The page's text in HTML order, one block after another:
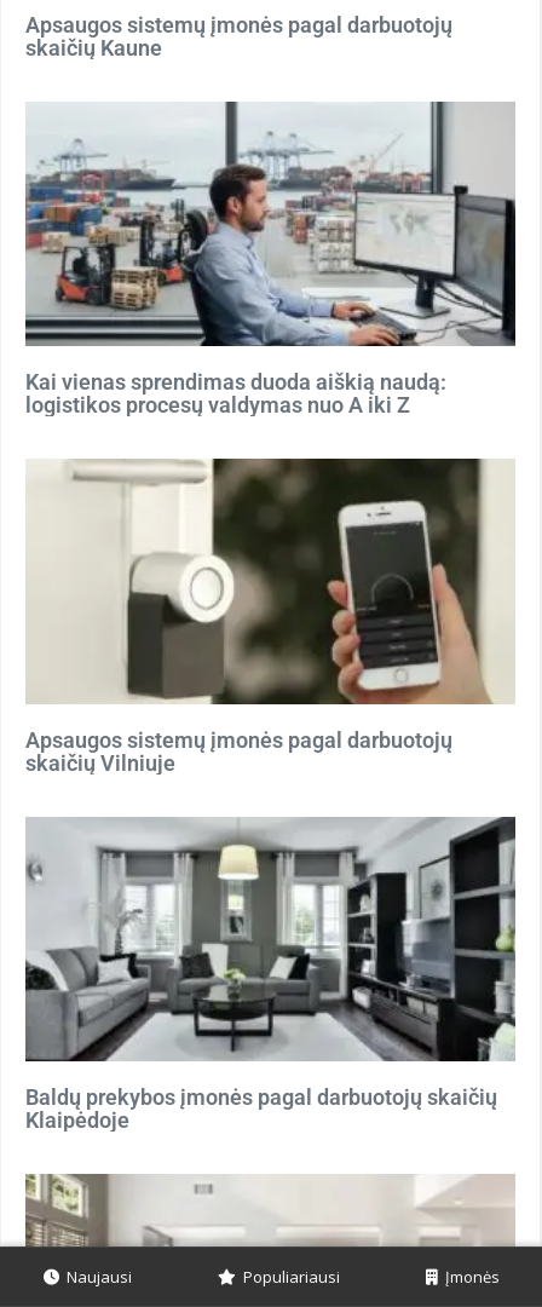
Apsaugos sistemų įmonės pagal darbuotojų
skaičių Kaune
Kai vienas sprendimas duoda aiškią naudą:
logistikos procesų valdymas nuo A iki Z
Apsaugos sistemų įmonės pagal darbuotojų
skaičių Vilniuje
Baldų prekybos įmonės pagal darbuotojų skaičių
Klaipėdoje
Naujausi Populiariausi Įmonės